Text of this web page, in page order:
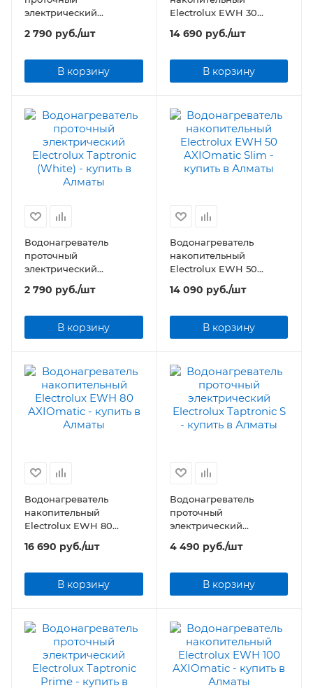
электрический
Electrolux Taptronic
(Black)
2 790 руб./шт
В корзину
Electrolux EWH 30
AXIOmatic Slim
14 690 руб./шт
В корзину
Водонагреватель
проточный
электрический
Electrolux Taptronic
(White)
2 790 руб./шт
В корзину
Водонагреватель
накопительный
Electrolux EWH 50
AXIOmatic Slim
14 090 руб./шт
В корзину
Водонагреватель
накопительный
Electrolux EWH 80
16 690 руб./шт
В корзину
Водонагреватель
проточный
электрический
Electrolux Taptronic S
4 490 руб./шт
В корзину